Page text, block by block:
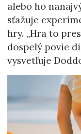
alebo ho
sťažuje
hry. „Hra to
dospelý povie
vysvetľuje